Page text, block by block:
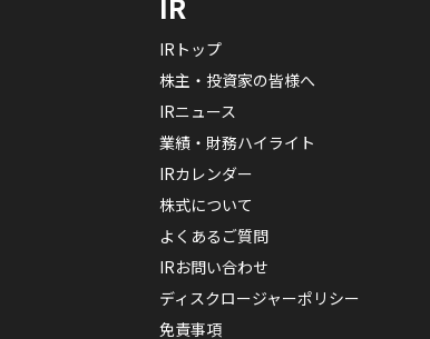
IRトップ
株主・投資家の皆様へ
IRニュース
業績・財務ハイライト
IRカレンダー
株式について
よくあるご質問
IRお問い合わせ
ディスクロージャーポリシー
免責事項